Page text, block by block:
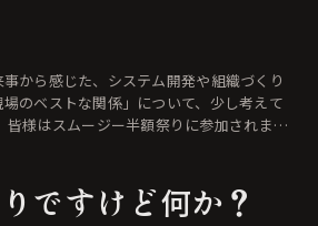
から感じた、システム開発や組織づくり
のベストな関係」について、少し考えて
ですけど何か？